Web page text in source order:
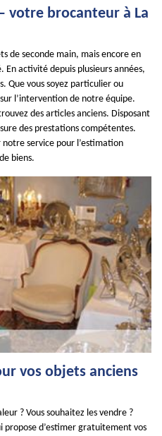
votre brocanteur à La
de seconde main, mais encore en
activité depuis plusieurs années,
Que vous soyez particulier ou
l’intervention de notre équipe.
des articles anciens. Disposant
des prestations compétentes.
service pour l’estimation
biens.
vos objets anciens
? Vous souhaitez les vendre ?
propose d’estimer gratuitement vos